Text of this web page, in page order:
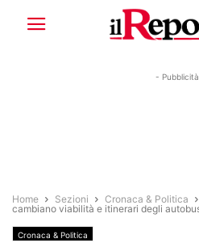
-
Home Sezioni Cronaca & Politica
cambiano viabilità e itinerari degli
Cronaca & Politica